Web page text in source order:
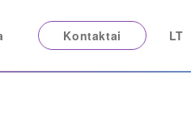
Kontaktai LT